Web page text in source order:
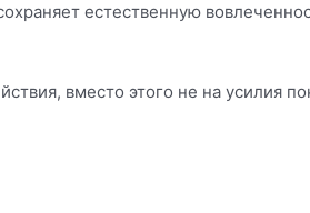
естественную
вместо этого не на усилия